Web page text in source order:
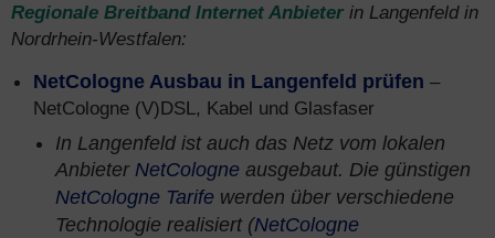
Regionale Breitband Internet Anbieter in Langenfeld in
Nordrhein-Westfalen:
NetCologne Ausbau in Langenfeld prüfen –
NetCologne (V)DSL, Kabel und Glasfaser
In Langenfeld ist auch das Netz vom lokalen
Anbieter NetCologne ausgebaut. Die günstigen
NetCologne Tarife werden über verschiedene
Technologie realisiert (NetCologne